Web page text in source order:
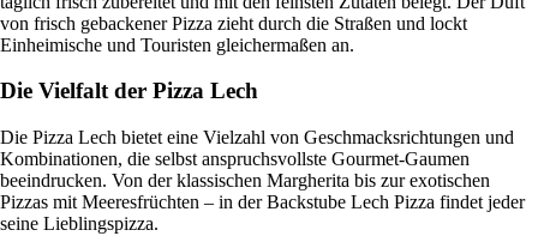
von frisch gebackener Pizza zieht durch die Straßen und lockt
Einheimische und Touristen gleichermaßen an.
Die Vielfalt der Pizza Lech
Die Pizza Lech bietet eine Vielzahl von Geschmacksrichtungen und
Kombinationen, die selbst anspruchsvollste Gourmet-Gaumen
beeindrucken. Von der klassischen Margherita bis zur exotischen
Pizzas mit Meeresfrüchten – in der Backstube Lech Pizza findet jeder
seine Lieblingspizza.